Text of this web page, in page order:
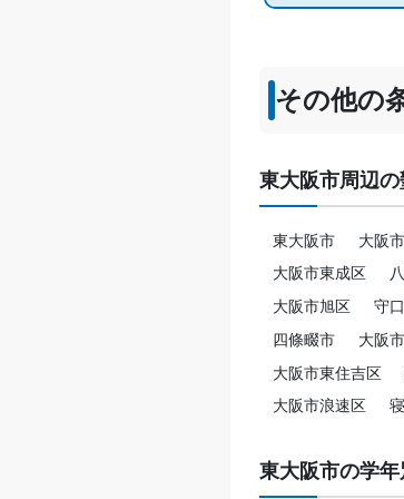
その他の
東大阪市周辺
東大阪市 大阪
大阪市東成区
大阪市旭区
守
四條畷市
大阪
大阪市東住吉区
大阪市浪速区
東大阪市の学